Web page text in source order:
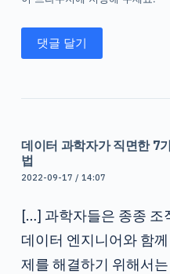
댓글 달기
데이터 과학자가 직면한 7
법
2022-09-17 / 14:07
[…] 과학자들은 종종 조
데이터 엔지니어와 함
제를 해결하기 위해서